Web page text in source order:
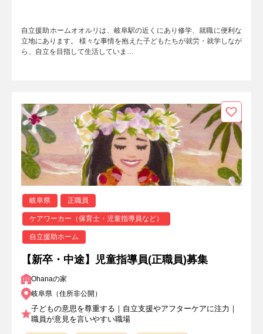
自立援助ホームオオルリは、岐阜駅の近くにあり修学、就職に便利な
立地にあります。 様々な事情を抱えた子どもたちが就労・就学しなが
ら、自立を目指して生活していま…
岐阜県 正職員
ケアワーカー（保育士・児童指導員など）
自立援助ホーム
【新卒・中途】児童指導員(正職員)募集
Ohanaの家
岐阜県（住所非公開）
子どもの意思を尊重する｜自立支援やアフターケアに注力｜
職員が意見を言いやすい職場